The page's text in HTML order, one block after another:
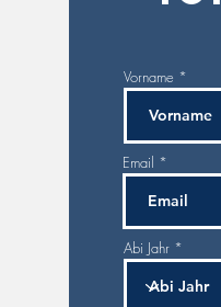
Vorname
Email
Abi Jahr